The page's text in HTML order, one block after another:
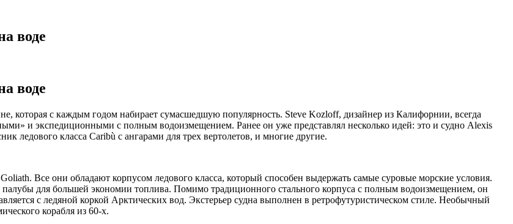
воде
воде
которая с каждым годом набирает сумасшедшую популярность. Steve Kozloff, дизайнер из Калифорнии, всегда
и экспедиционными с полным водоизмещением. Ранее он уже представлял несколько идей: это и судно Alexis
ледового класса Caribù с ангарами для трех вертолетов, и многие другие.
Все они обладают корпусом ледового класса, который способен выдержать самые суровые морские условия.
для большей экономии топлива. Помимо традиционного стального корпуса с полным водоизмещением, он
с ледяной коркой Арктических вод. Экстерьер судна выполнен в ретрофутуристическом стиле. Необычный
корабля из 60-х.